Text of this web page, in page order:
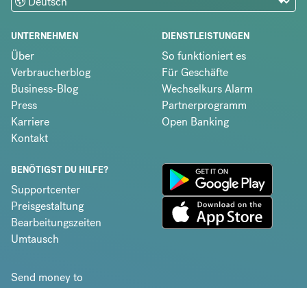
UNTERNEHMEN
Über
Verbraucherblog
Business-Blog
Press
Karriere
Kontakt
DIENSTLEISTUNGEN
So funktioniert es
Für Geschäfte
Wechselkurs Alarm
Partnerprogramm
Open Banking
BENÖTIGST DU HILFE?
Supportcenter
Preisgestaltung
Bearbeitungszeiten
Umtausch
Send money to